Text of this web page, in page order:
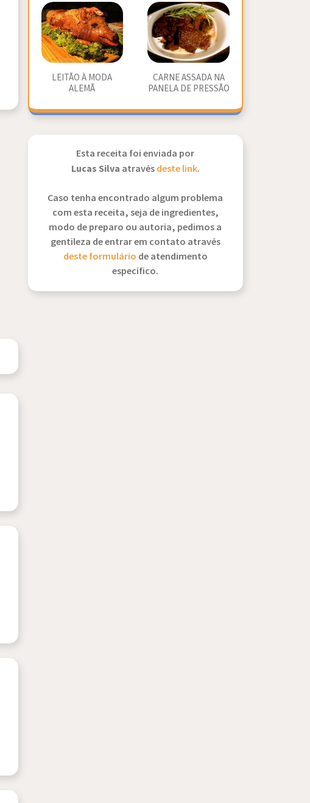
LEITÃO À MODA
ALEMÃ
CARNE ASSADA NA
PANELA DE PRESSÃO
Esta receita foi enviada por
Lucas Silva atravésdeste link.
Caso tenha encontrado algum problema
com esta receita, seja de ingredientes,
modo de preparo ou autoria, pedimos a
gentileza de entrar em contato através
deste formulário de atendimento
específico.